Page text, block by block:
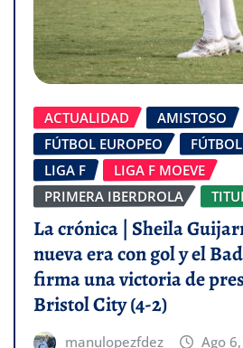
ACTUALIDAD AMISTOSO
FÚTBOL EUROPEO
LIGA F
LIGA F MOEVE
PRIMERA IBERDROLA
La crónica | Sheila
nueva era con gol y el
firma una victoria de
Bristol City (4-2)
manulopezfdez Ago